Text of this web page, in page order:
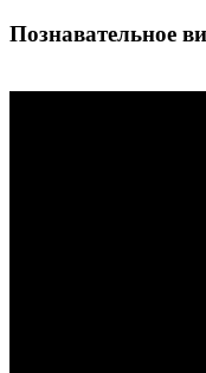
Познавательное